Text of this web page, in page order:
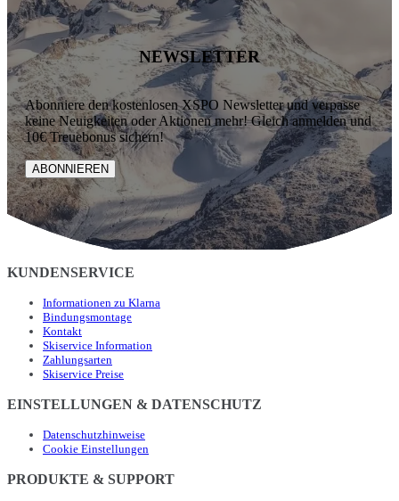
NEWSLETTER
Abonniere den kostenlosen XSPO Newsletter und verpasse
keine Neuigkeiten oder Aktionen mehr! Gleich anmelden und
10€ Treuebonus sichern!
ABONNIEREN
KUNDENSERVICE
Informationen zu Klarna
Bindungsmontage
Kontakt
Skiservice Information
Zahlungsarten
Skiservice Preise
EINSTELLUNGEN & DATENSCHUTZ
Datenschutzhinweise
Cookie Einstellungen
PRODUKTE & SUPPORT